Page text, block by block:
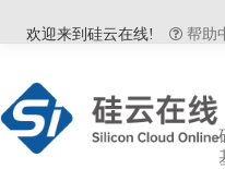
欢迎来到硅云在线! 帮助